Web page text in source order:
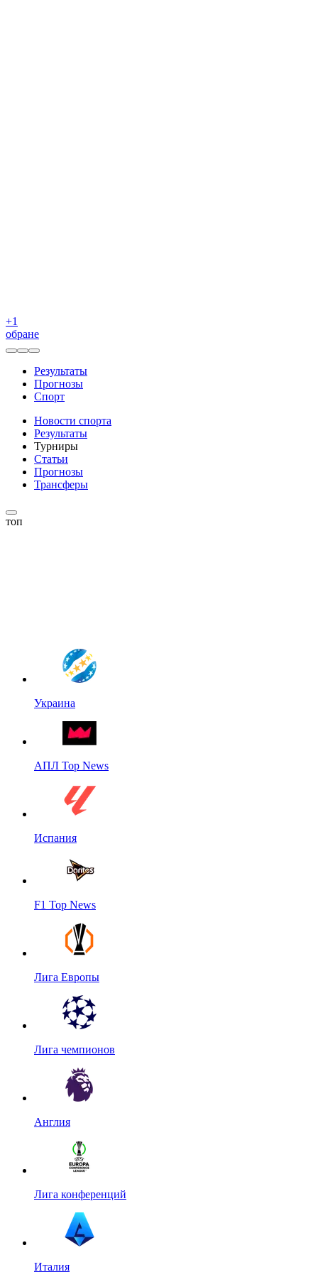
+1
обране
Результаты
Прогнозы
Спорт
Новости спорта
Результаты
Турниры
Статьи
Прогнозы
Трансферы
топ
Украина
АПЛ Top News
Испания
F1 Top News
Лига Европы
Лига чемпионов
Англия
Лига конференций
Италия